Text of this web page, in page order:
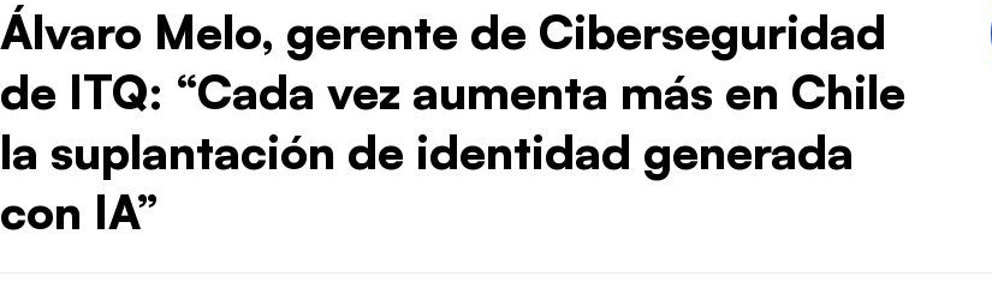
Álvaro Melo, gerente de Ciberseguridad
de ITQ: “Cada vez aumenta más en Chile
la suplantación de identidad generada
con IA”